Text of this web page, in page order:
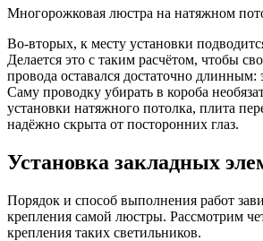
Многорожковая люстра на натяжном
Во-вторых, к месту установки
Делается это с таким расчётом, чтобы
провода оставался достаточно длинным:
Саму проводку убирать в короба
установки натяжного потолка, плита
надёжно скрыта от посторонних глаз.
Установка закладных
Порядок и способ выполнения работ
крепления самой люстры. Рассмотрим
крепления таких светильников.